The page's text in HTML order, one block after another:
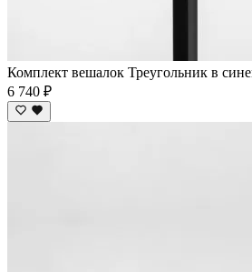
Комплект вешалок Треугольник в
6 740 ₽